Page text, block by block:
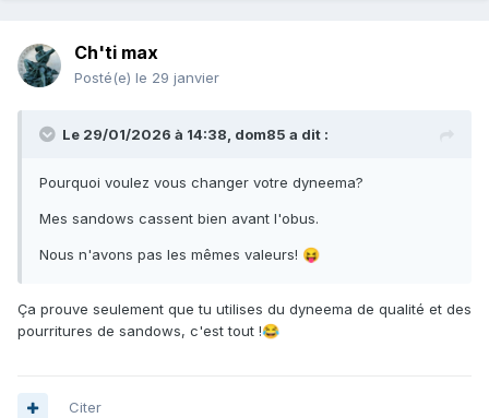
Ch'ti max
Posté(e) le 29 janvier
Le 29/01/2026 à 14:38, dom85 a dit :
Pourquoi voulez vous changer votre dyneema?
Mes sandows cassent bien avant l'obus.
Nous n'avons pas les mêmes valeurs! 😝
Ça prouve seulement que tu utilises du dyneema de qualité et des
pourritures de sandows, c'est tout !😂
Citer